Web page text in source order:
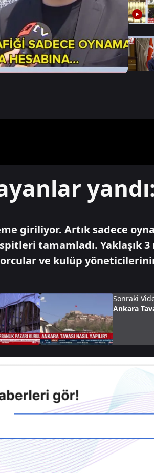
giriliyor. Artık sadece
tamamladı. Yaklaşık
ve kulüp
Sonraki
Ankara